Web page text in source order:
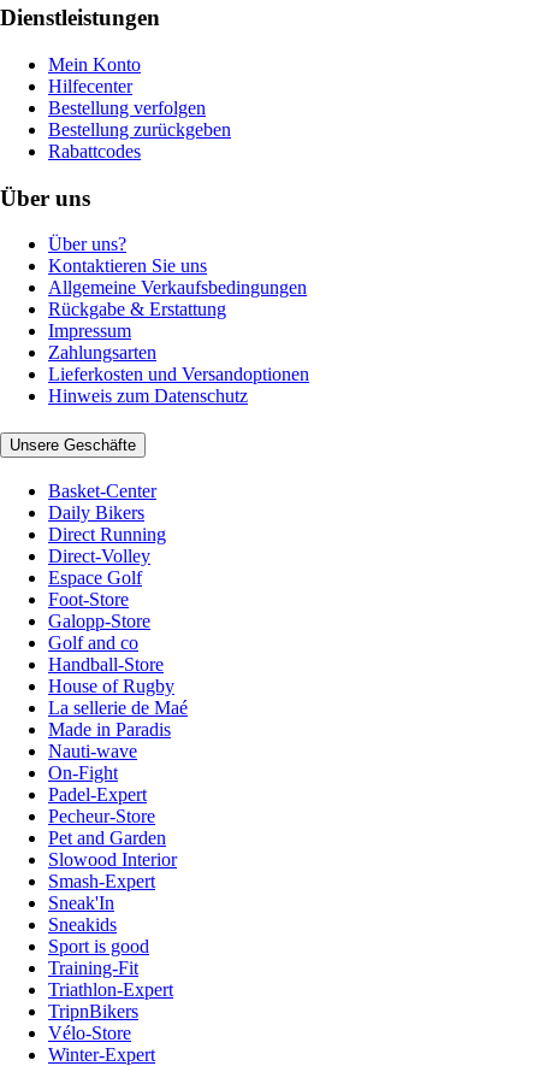
Dienstleistungen
Mein Konto
Hilfecenter
Bestellung verfolgen
Bestellung zurückgeben
Rabattcodes
Über uns
Über uns?
Kontaktieren Sie uns
Allgemeine Verkaufsbedingungen
Rückgabe & Erstattung
Impressum
Zahlungsarten
Lieferkosten und Versandoptionen
Hinweis zum Datenschutz
Unsere Geschäfte
Basket-Center
Daily Bikers
Direct Running
Direct-Volley
Espace Golf
Foot-Store
Galopp-Store
Golf and co
Handball-Store
House of Rugby
La sellerie de Maé
Made in Paradis
Nauti-wave
On-Fight
Padel-Expert
Pecheur-Store
Pet and Garden
Slowood Interior
Smash-Expert
Sneak'In
Sneakids
Sport is good
Training-Fit
Triathlon-Expert
TripnBikers
Vélo-Store
Winter-Expert